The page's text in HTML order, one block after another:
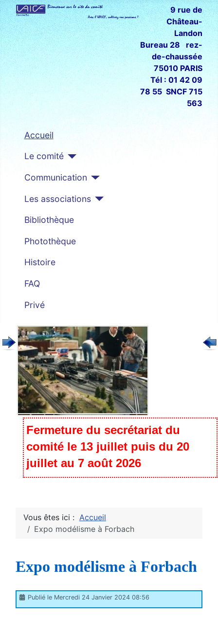
9 rue de
Château-
Landon
Bureau 28 rez-
de-chaussée
75010 PARIS
Tél : 01 42 09
78 55 SNCF 715
563
Accueil
Le comité
Communication
Les associations
Bibliothèque
Photothèque
Histoire
FAQ
Privé
Fermeture du secrétariat du
comité le 13 juillet puis du 20
juillet au 7 août 2026
Vous êtes ici : Accueil
Expo modélisme à Forbach
Expo modélisme à Forbach
Publié le Mercredi 24 Janvier 2024 08:56